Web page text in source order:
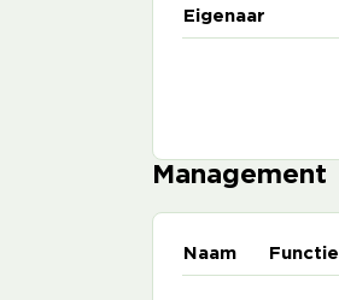
Eigenaar
Management
Naam Functie